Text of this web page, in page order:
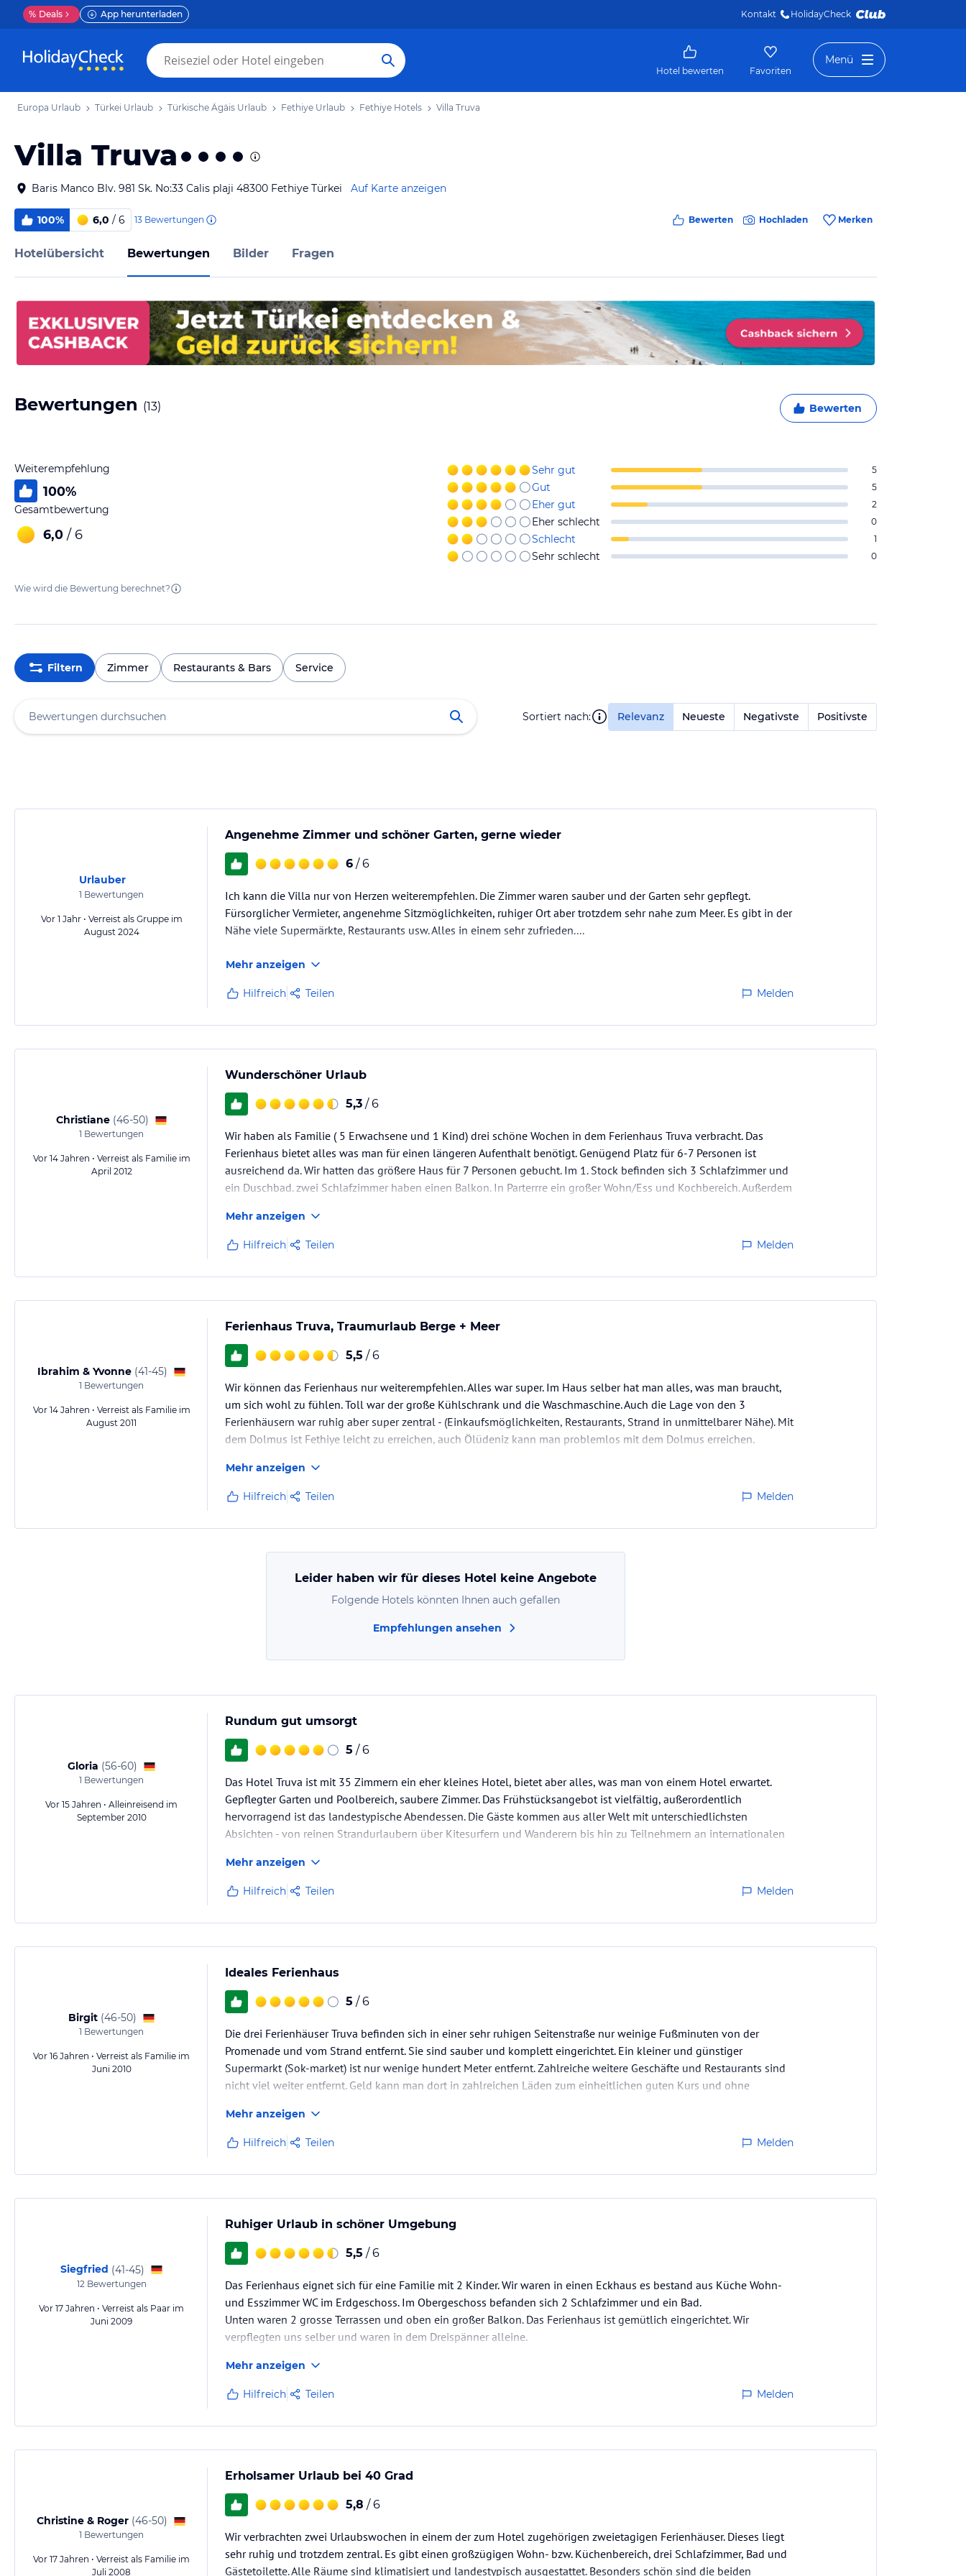
% Deals App herunterladen Kontakt HolidayCheck
Hotel bewerten Favoriten
Menü
Europa Urlaub Türkei Urlaub Türkische Ägäis Urlaub Fethiye Urlaub Fethiye Hotels Villa Truva
Villa Truva
Baris Manco Blv. 981 Sk. No:33 Calis plaji 48300 Fethiye Türkei Auf Karte anzeigen
100% 6,0 / 6 13 Bewertungen Bewerten Hochladen Merken
Hotelübersicht Bewertungen Bilder Fragen
Bewertungen (13) Bewerten
Weiterempfehlung
100%
Gesamtbewertung
6,0 / 6
Sehr gut 5
Gut 5
Eher gut 2
Eher schlecht 0
Schlecht 1
Sehr schlecht 0
Wie wird die Bewertung berechnet?
Filtern Zimmer Restaurants & Bars Service
Sortiert nach: Relevanz Neueste Negativste Positivste
Urlauber
1 Bewertungen
Vor 1 Jahr • Verreist als Gruppe im
August 2024
Angenehme Zimmer und schöner Garten, gerne wieder
6 / 6
Ich kann die Villa nur von Herzen weiterempfehlen. Die Zimmer waren sauber und der Garten sehr gepflegt.
Fürsorglicher Vermieter, angenehme Sitzmöglichkeiten, ruhiger Ort aber trotzdem sehr nahe zum Meer. Es gibt in der
Nähe viele Supermärkte, Restaurants usw. Alles in einem sehr zufrieden....
Mehr anzeigen
Hilfreich Teilen Melden
Christiane (46-50)
1 Bewertungen
Vor 14 Jahren • Verreist als Familie im
April 2012
Wunderschöner Urlaub
5,3 / 6
Wir haben als Familie ( 5 Erwachsene und 1 Kind) drei schöne Wochen in dem Ferienhaus Truva verbracht. Das
Ferienhaus bietet alles was man für einen längeren Aufenthalt benötigt. Genügend Platz für 6-7 Personen ist
ausreichend da. Wir hatten das größere Haus für 7 Personen gebucht. Im 1. Stock befinden sich 3 Schlafzimmer und
ein Duschbad. zwei Schlafzimmer haben einen Balkon. In Parterrre ein großer Wohn/Ess und Kochbereich. Außerdem
Mehr anzeigen
Hilfreich Teilen Melden
Ibrahim & Yvonne (41-45)
1 Bewertungen
Vor 14 Jahren • Verreist als Familie im
August 2011
Ferienhaus Truva, Traumurlaub Berge + Meer
5,5 / 6
Wir können das Ferienhaus nur weiterempfehlen. Alles war super. Im Haus selber hat man alles, was man braucht,
um sich wohl zu fühlen. Toll war der große Kühlschrank und die Waschmaschine. Auch die Lage von den 3
Ferienhäusern war ruhig aber super zentral - (Einkaufsmöglichkeiten, Restaurants, Strand in unmittelbarer Nähe). Mit
dem Dolmus ist Fethiye leicht zu erreichen, auch Ölüdeniz kann man problemlos mit dem Dolmus erreichen.
Mehr anzeigen
Hilfreich Teilen Melden
Leider haben wir für dieses Hotel keine Angebote
Folgende Hotels könnten Ihnen auch gefallen
Empfehlungen ansehen
Gloria (56-60)
1 Bewertungen
Vor 15 Jahren • Alleinreisend im
September 2010
Rundum gut umsorgt
5 / 6
Das Hotel Truva ist mit 35 Zimmern ein eher kleines Hotel, bietet aber alles, was man von einem Hotel erwartet.
Gepflegter Garten und Poolbereich, saubere Zimmer. Das Frühstücksangebot ist vielfältig, außerordentlich
hervorragend ist das landestypische Abendessen. Die Gäste kommen aus aller Welt mit unterschiedlichsten
Absichten - von reinen Strandurlaubern über Kitesurfern und Wanderern bis hin zu Teilnehmern an internationalen
Mehr anzeigen
Hilfreich Teilen Melden
Birgit (46-50)
1 Bewertungen
Vor 16 Jahren • Verreist als Familie im
Juni 2010
Ideales Ferienhaus
5 / 6
Die drei Ferienhäuser Truva befinden sich in einer sehr ruhigen Seitenstraße nur weinige Fußminuten von der
Promenade und vom Strand entfernt. Sie sind sauber und komplett eingerichtet. Ein kleiner und günstiger
Supermarkt (Sok-market) ist nur wenige hundert Meter entfernt. Zahlreiche weitere Geschäfte und Restaurants sind
nicht viel weiter entfernt. Geld kann man dort in zahlreichen Läden zum einheitlichen guten Kurs und ohne
Mehr anzeigen
Hilfreich Teilen Melden
Siegfried (41-45)
12Bewertungen
Vor 17 Jahren • Verreist als Paar im
Juni 2009
Ruhiger Urlaub in schöner Umgebung
5,5 / 6
Das Ferienhaus eignet sich für eine Familie mit 2 Kinder. Wir waren in einen Eckhaus es bestand aus Küche Wohn-
und Esszimmer WC im Erdgeschoss. Im Obergeschoss befanden sich 2 Schlafzimmer und ein Bad.
Unten waren 2 grosse Terrassen und oben ein großer Balkon. Das Ferienhaus ist gemütlich eingerichtet. Wir
verpflegten uns selber und waren in dem Dreispänner alleine.
Zum telefoniern sollte man sich eine holiday-karte kaufen. Kostet 5 Euro und man kann ca. 50 Minuten…
Mehr anzeigen
Hilfreich Teilen Melden
Christine & Roger (46-50)
1 Bewertungen
Vor 17 Jahren • Verreist als Familie im
Juli 2008
Erholsamer Urlaub bei 40 Grad
5,8 / 6
Wir verbrachten zwei Urlaubswochen in einem der zum Hotel zugehörigen zweietagigen Ferienhäuser. Dieses liegt
sehr ruhig und trotzdem zentral. Es gibt einen großzügigen Wohn- bzw. Küchenbereich, drei Schlafzimmer, Bad und
Gästetoilette. Alle Räume sind klimatisiert und landestypisch ausgestattet. Besonders schön sind die beiden